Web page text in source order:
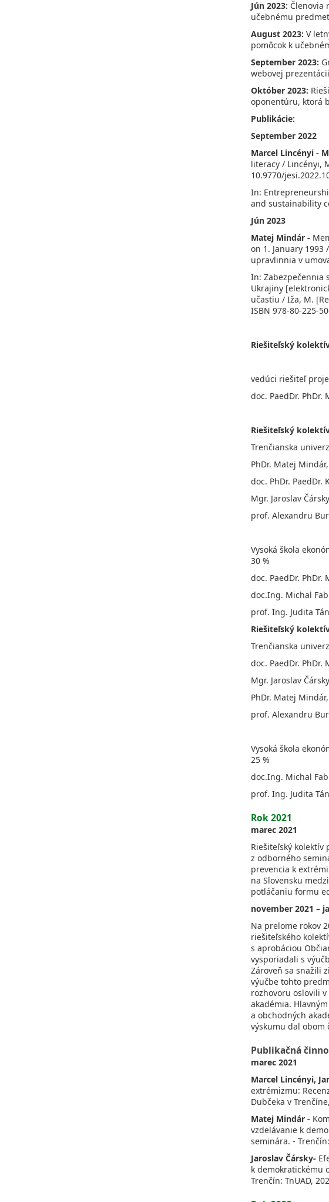
Jún 2023: Členovia
učebnému
August 2023: V
pomôcok k
September 2023:
webovej
Október 2023:
oponentúru, ktorá
Publikácie:
September 2022
Marcel Lincényi -
literacy / Lincényi,
10.9770/
In:
and sustainability
Jún 2023
Matej Mindár -
on 1. January
upravlinnia v
In: Zabezpečennia
Ukrajiny
učastiu / Iža, M.
ISBN 978-80-225-
Riešiteľský
vedúci riešiteľ
doc. PaedDr. PhDr.
Riešiteľský
Trenčianska
PhDr. Matej
doc. PhDr. PaedDr.
Mgr. Jaroslav
prof. Alexandru
Vysoká škola
30 %
doc. PaedDr.
doc.Ing. Michal
prof. Ing. Judita
Riešiteľský
Trenčianska
doc. PaedDr.
Mgr. Jaroslav
PhDr. Matej
prof. Alexandru
Vysoká škola
25 %
doc.Ing. Michal
prof. Ing. Judita
Rok 2021
marec 2021
Riešiteľský kolektív
z odborného
prevencia k
na Slovensku
potláčaniu formu
november 2021 –
Na prelome rokov
riešiteľského
s aprobáciou
vysporiadali s
Zároveň sa snažili
výučbe tohto
rozhovoru oslovili
akadémia.
a obchodných
výskumu dal obom
Publikačná
marec 2021
Marcel Lincényi,
extrémizmu:
Dubčeka v
Matej Mindár -
vzdelávanie k
seminára. -
Jaroslav Čársky-
k demokratickému
Trenčín: TnUAD,